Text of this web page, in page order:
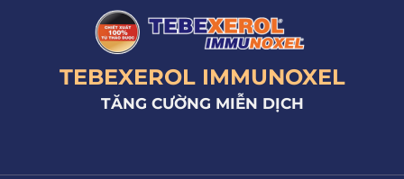
TEBEXEROL IMMUNOXEL
TĂNG CƯỜNG MIỄN DỊCH